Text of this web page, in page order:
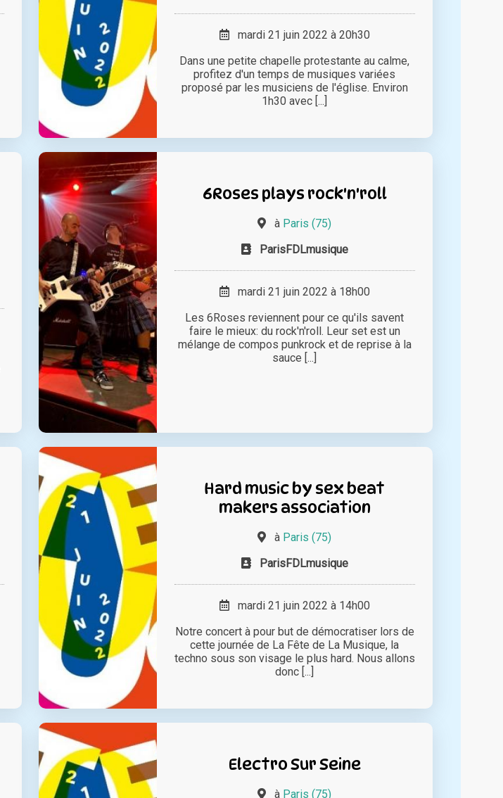
mardi 21 juin 2022 à 20h30
Dans une petite chapelle protestante au calme,
profitez d'un temps de musiques variées
proposé par les musiciens de l'église. Environ
1h30 avec [...]
6Roses plays rock'n'roll
à Paris (75)
ParisFDLmusique
mardi 21 juin 2022 à 18h00
Les 6Roses reviennent pour ce qu'ils savent
faire le mieux: du rock'n'roll. Leur set est un
mélange de compos punkrock et de reprise à la
sauce [...]
Hard music by sex beat
makers association
à Paris (75)
ParisFDLmusique
mardi 21 juin 2022 à 14h00
Notre concert à pour but de démocratiser lors de
cette journée de La Fête de La Musique, la
techno sous son visage le plus hard. Nous allons
donc [...]
Electro Sur Seine
à Paris (75)